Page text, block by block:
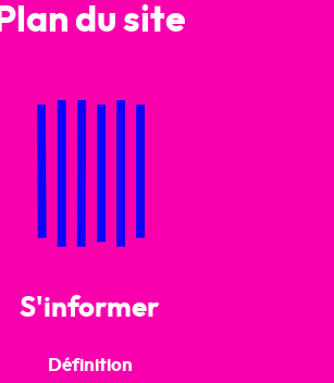
Plan du site
S'informer
Définition